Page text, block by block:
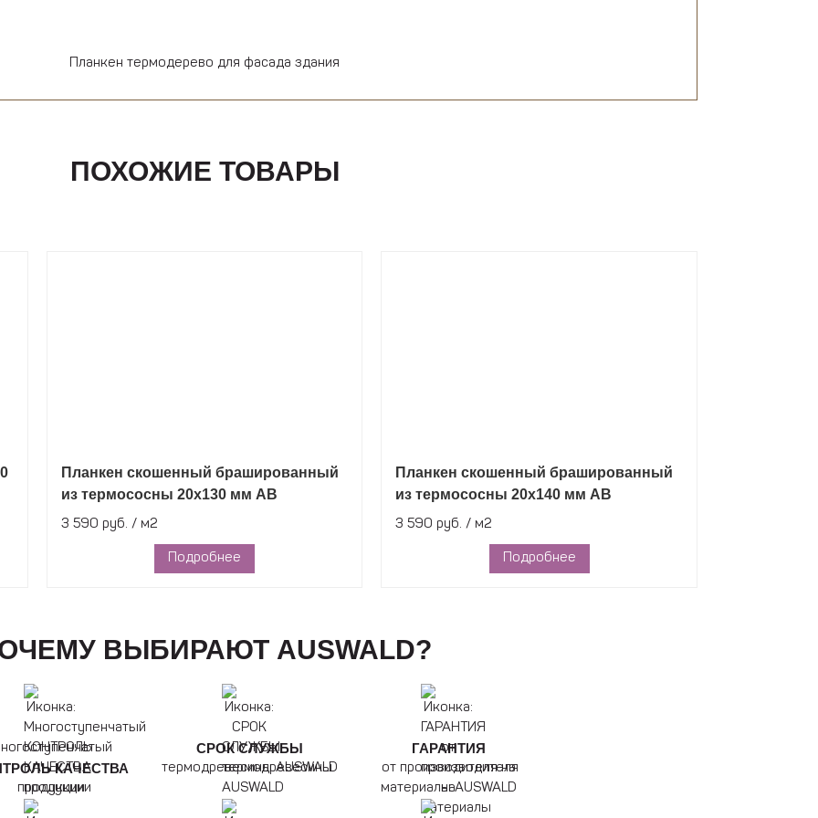
Планкен термодерево для фасада здания
ПОХОЖИЕ ТОВАРЫ
Планкен скошенный брашированный
из термососны 20х130 мм АВ
3 590 руб. / м2
Подробнее
Планкен скошенный брашированный
из термососны 20х140 мм АВ
3 590 руб. / м2
Подробнее
ВЫБИРАЮТ AUSWALD?
КАЧЕСТВА
продукции
СРОК СЛУЖБЫ
термодревесины AUSWALD
ГАРАНТИЯ
от производителя на
материалы AUSWALD